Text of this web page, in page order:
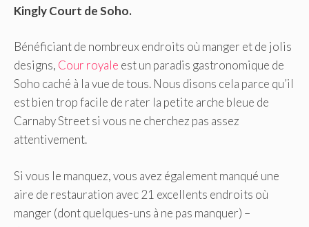
Kingly Court de Soho.
Bénéficiant de nombreux endroits où manger et de jolis
designs, Cour royale est un paradis gastronomique de
Soho caché à la vue de tous. Nous disons cela parce qu’il
est bien trop facile de rater la petite arche bleue de
Carnaby Street si vous ne cherchez pas assez
attentivement.
Si vous le manquez, vous avez également manqué une
aire de restauration avec 21 excellents endroits où
manger (dont quelques-uns à ne pas manquer) –